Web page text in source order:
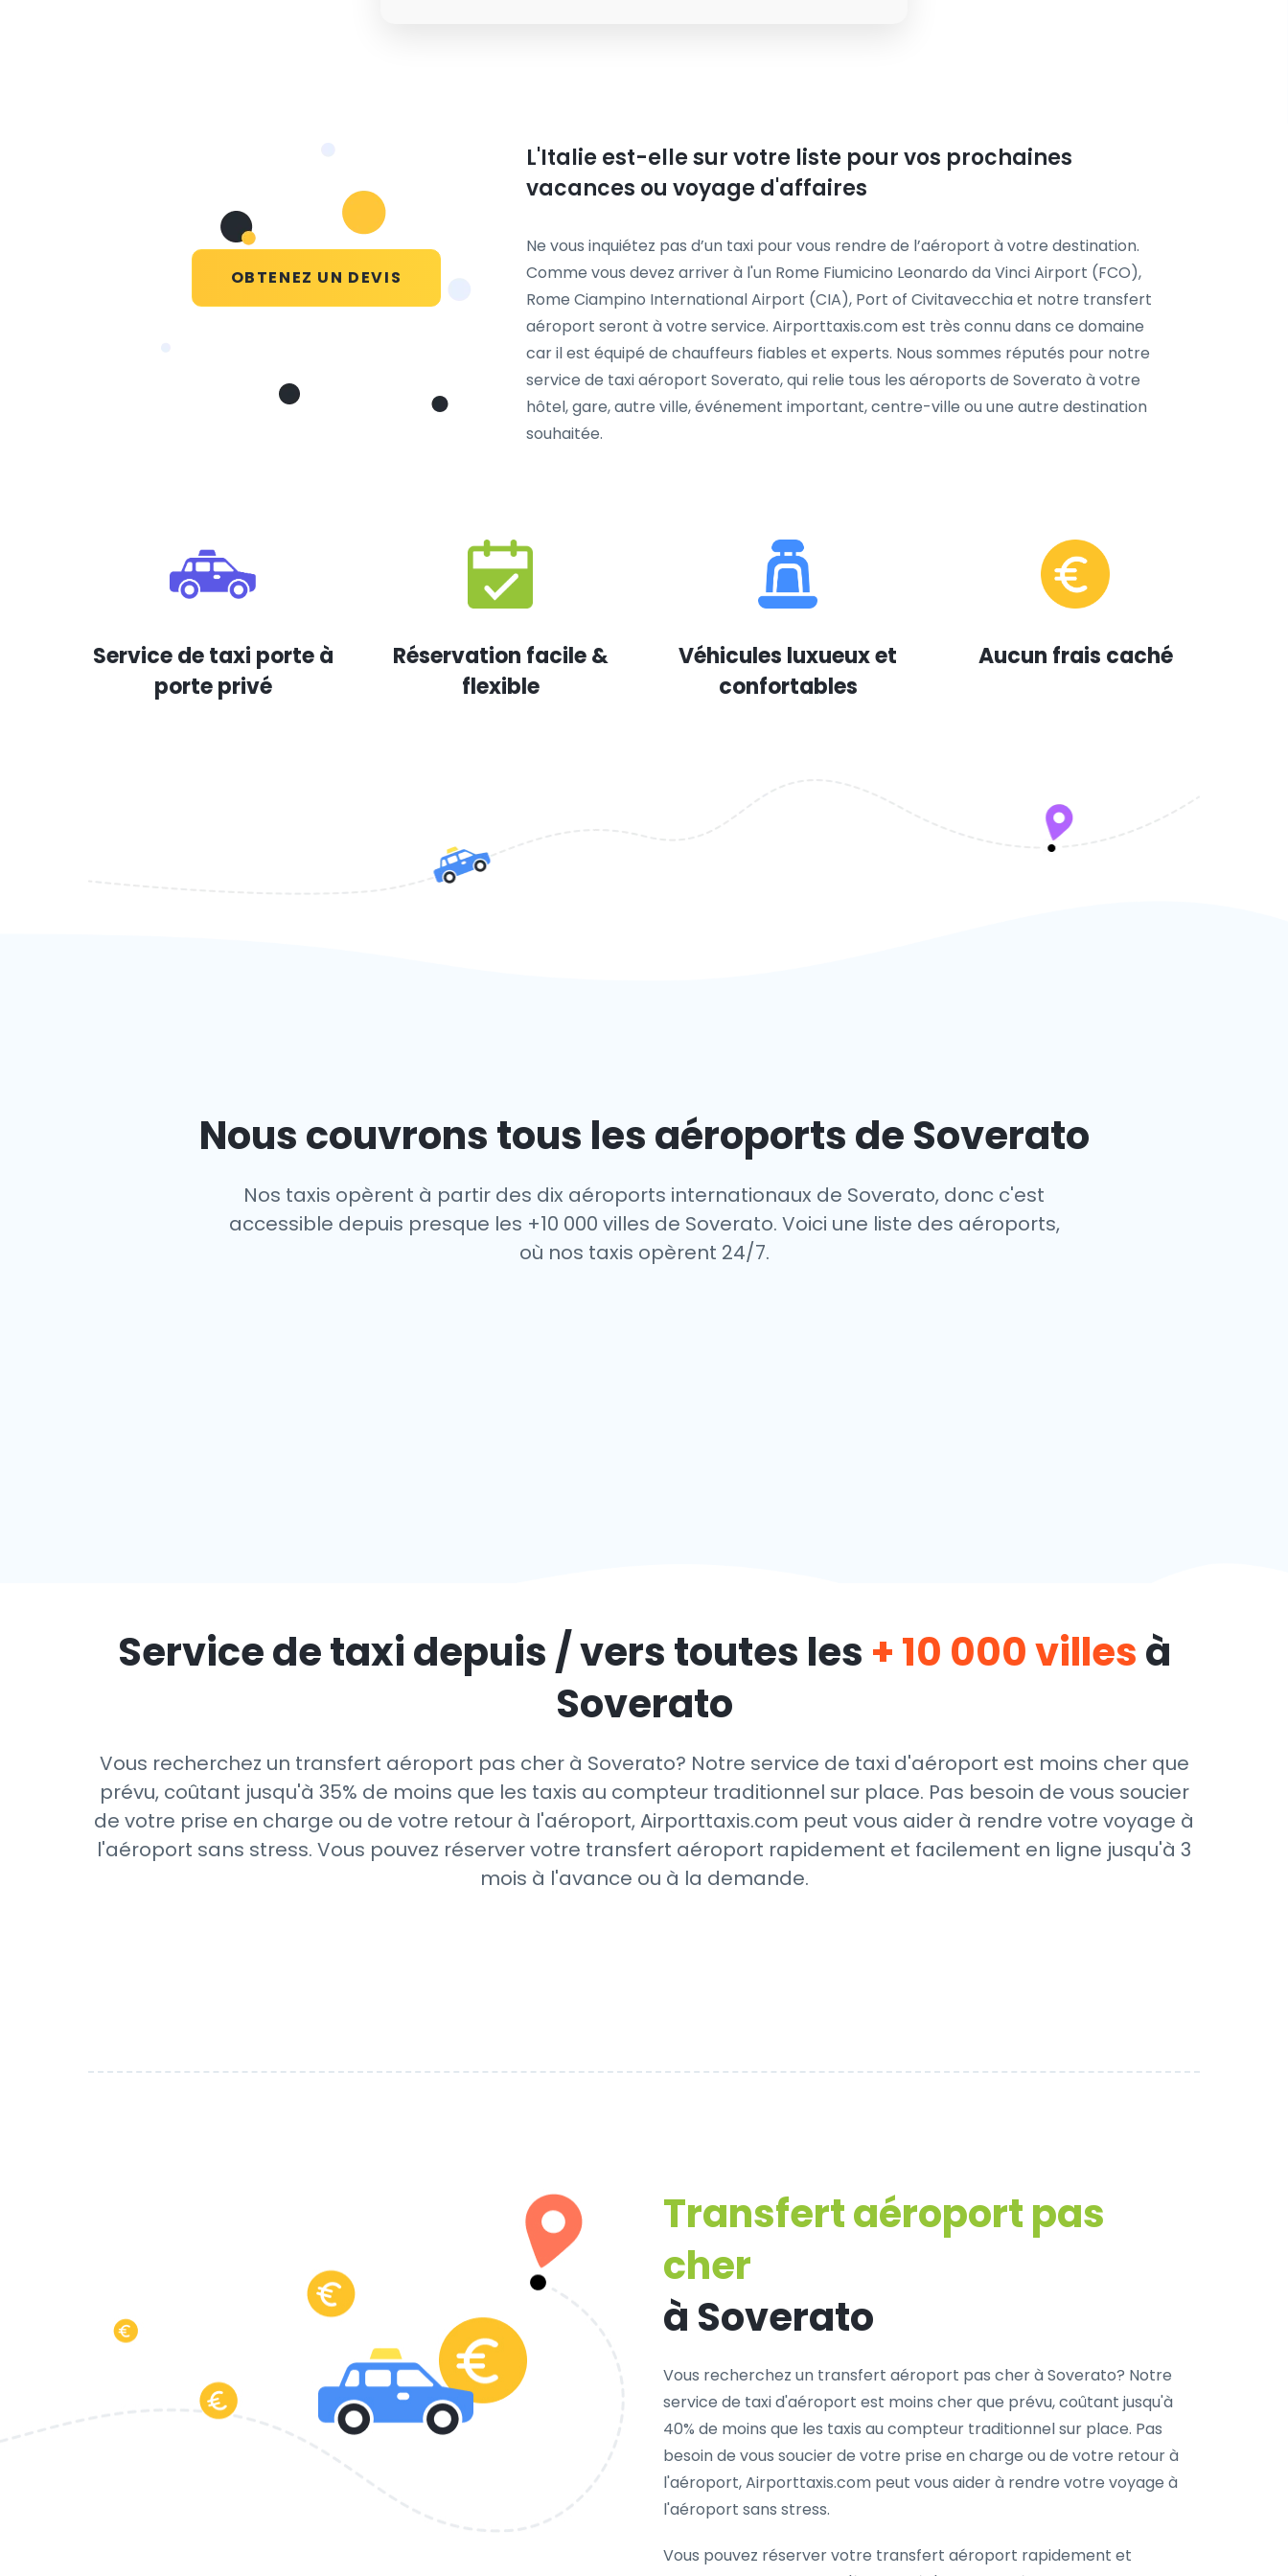
OBTENEZ UN DEVIS
L'Italie est-elle sur votre liste pour vos prochaines
vacances ou voyage d'affaires
Ne vous inquiétez pas d’un taxi pour vous rendre de l’aéroport à votre destination.
Comme vous devez arriver à l'un Rome Fiumicino Leonardo da Vinci Airport (FCO),
Rome Ciampino International Airport (CIA), Port of Civitavecchia et notre transfert
aéroport seront à votre service. Airporttaxis.com est très connu dans ce domaine
car il est équipé de chauffeurs fiables et experts. Nous sommes réputés pour notre
service de taxi aéroport Soverato, qui relie tous les aéroports de Soverato à votre
hôtel, gare, autre ville, événement important, centre-ville ou une autre destination
souhaitée.
Service de taxi porte à
porte privé
Réservation facile &
flexible
Véhicules luxueux et
confortables
Aucun frais caché
Nous couvrons tous les aéroports de Soverato
Nos taxis opèrent à partir des dix aéroports internationaux de Soverato, donc c'est
accessible depuis presque les +10 000 villes de Soverato. Voici une liste des aéroports,
où nos taxis opèrent 24/7.
Service de taxi depuis / vers toutes les + 10 000 villesà
Soverato
Vous recherchez un transfert aéroport pas cher à Soverato? Notre service de taxi d'aéroport est moins cher que
prévu, coûtant jusqu'à 35% de moins que les taxis au compteur traditionnel sur place. Pas besoin de vous soucier
de votre prise en charge ou de votre retour à l'aéroport, Airporttaxis.com peut vous aider à rendre votre voyage à
l'aéroport sans stress. Vous pouvez réserver votre transfert aéroport rapidement et facilement en ligne jusqu'à 3
mois à l'avance ou à la demande.
Transfert aéroport pas
cher
à Soverato
Vous recherchez un transfert aéroport pas cher à Soverato? Notre
service de taxi d'aéroport est moins cher que prévu, coûtant jusqu'à
40% de moins que les taxis au compteur traditionnel sur place. Pas
besoin de vous soucier de votre prise en charge ou de votre retour à
l'aéroport, Airporttaxis.com peut vous aider à rendre votre voyage à
l'aéroport sans stress.
Vous pouvez réserver votre transfert aéroport rapidement et